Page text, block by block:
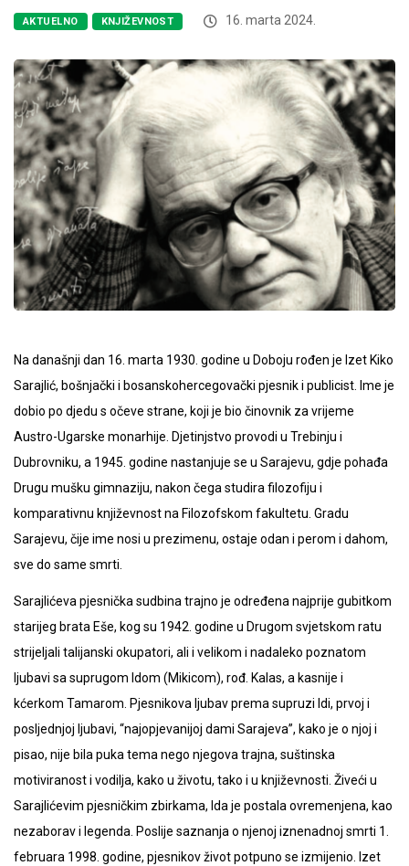
AKTUELNO KNJIŽEVNOST 16. marta 2024.
Na današnji dan 16. marta 1930. godine u Doboju rođen je Izet Kiko
Sarajlić, bošnjački i bosanskohercegovački pjesnik i publicist. Ime je
dobio po djedu s očeve strane, koji je bio činovnik za vrijeme
Austro-Ugarske monarhije. Djetinjstvo provodi u Trebinju i
Dubrovniku, a 1945. godine nastanjuje se u Sarajevu, gdje pohađa
Drugu mušku gimnaziju, nakon čega studira filozofiju i
komparativnu književnost na Filozofskom fakultetu. Gradu
Sarajevu, čije ime nosi u prezimenu, ostaje odan i perom i dahom,
sve do same smrti.
Sarajlićeva pjesnička sudbina trajno je određena najprije gubitkom
starijeg brata Eše, kog su 1942. godine u Drugom svjetskom ratu
strijeljali talijanski okupatori, ali i velikom i nadaleko poznatom
ljubavi sa suprugom Idom (Mikicom), rođ. Kalas, a kasnije i
kćerkom Tamarom. Pjesnikova ljubav prema supruzi Idi, prvoj i
posljednjoj ljubavi, “najopjevanijoj dami Sarajeva”, kako je o njoj i
pisao, nije bila puka tema nego njegova trajna, suštinska
motiviranost i vodilja, kako u životu, tako i u književnosti. Živeći u
Sarajlićevim pjesničkim zbirkama, Ida je postala ovremenjena, kao
nezaborav i legenda. Poslije saznanja o njenoj iznenadnoj smrti 1.
februara 1998. godine, pjesnikov život potpuno se izmijenio. Izet